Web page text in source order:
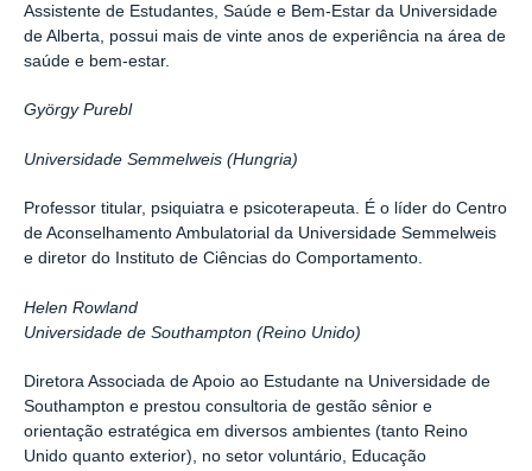
Assistente de Estudantes, Saúde e Bem-Estar da Universidade
de Alberta, possui mais de vinte anos de experiência na área de
saúde e bem-estar.
György Purebl
Universidade Semmelweis (Hungria)
Professor titular, psiquiatra e psicoterapeuta. É o líder do Centro
de Aconselhamento Ambulatorial da Universidade Semmelweis
e diretor do Instituto de Ciências do Comportamento.
Helen Rowland
Universidade de Southampton (Reino Unido)
Diretora Associada de Apoio ao Estudante na Universidade de
Southampton e prestou consultoria de gestão sênior e
orientação estratégica em diversos ambientes (tanto Reino
Unido quanto exterior), no setor voluntário, Educação